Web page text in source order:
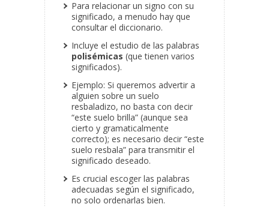
Para relacionar un signo con su
significado, a menudo hay que
consultar el diccionario.
Incluye el estudio de las palabras
polisémicas (que tienen varios
significados).
Ejemplo: Si queremos advertir a
alguien sobre un suelo
resbaladizo, no basta con decir
“este suelo brilla” (aunque sea
cierto y gramaticalmente
correcto); es necesario decir “este
suelo resbala” para transmitir el
significado deseado.
Es crucial escoger las palabras
adecuadas según el significado,
no solo ordenarlas bien.